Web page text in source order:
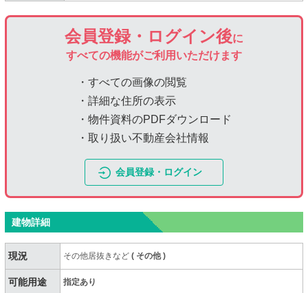
会員登録・ログイン後に
すべての機能がご利用いただけます
・すべての画像の閲覧
・詳細な住所の表示
・物件資料のPDFダウンロード
・取り扱い不動産会社情報
会員登録・ログイン
建物詳細
現況 その他居抜きなど( その他)
可能用途 指定あり